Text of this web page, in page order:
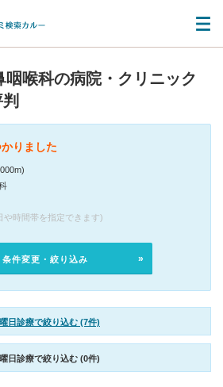
喉科の病院・クリニック
りました
や時間帯を指定できます)
条件変更・絞り込み
日診療で絞り込む (7件)
日診療で絞り込む (0件)